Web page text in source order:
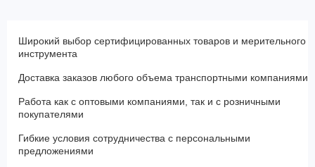
Широкий выбор сертифицированных товаров и мерительного
инструмента
Доставка заказов любого объема транспортными компаниями
Работа как с оптовыми компаниями, так и с розничными
покупателями
Гибкие условия сотрудничества с персональными
предложениями